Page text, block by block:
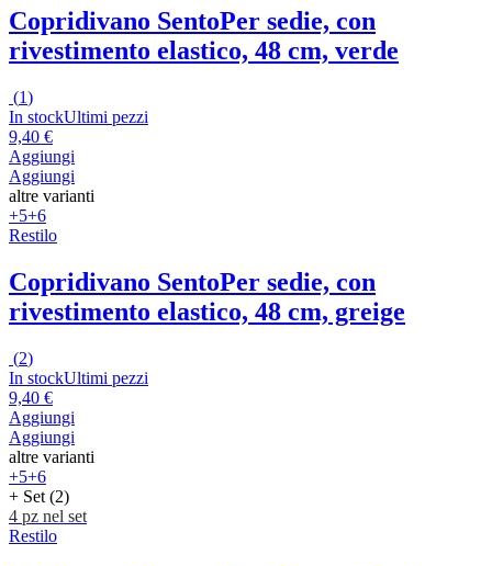
Copridivano SentoPer sedie, con
rivestimento elastico, 48 cm, verde
(1)
In stockUltimi pezzi
9,40 €
Aggiungi
Aggiungi
altre varianti
+5+6
Restilo
Copridivano SentoPer sedie, con
rivestimento elastico, 48 cm, greige
(2)
In stockUltimi pezzi
9,40 €
Aggiungi
Aggiungi
altre varianti
+5+6
+ Set (2)
4 pz nel set
Restilo